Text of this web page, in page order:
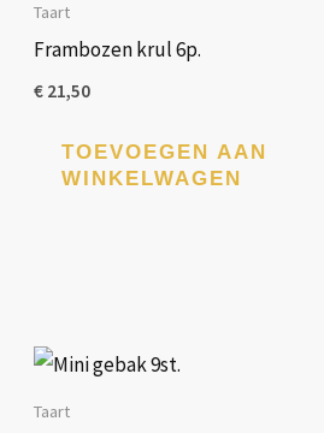
Taart
Frambozen krul 6p.
€ 21,50
TOEVOEGEN AAN
WINKELWAGEN
Taart